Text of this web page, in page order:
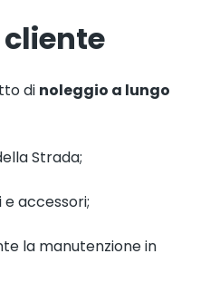
di noleggio a lungo
Strada;
accessori;
la manutenzione in